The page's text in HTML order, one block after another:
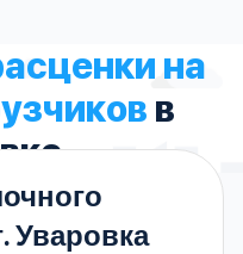
на
в
Уваровка